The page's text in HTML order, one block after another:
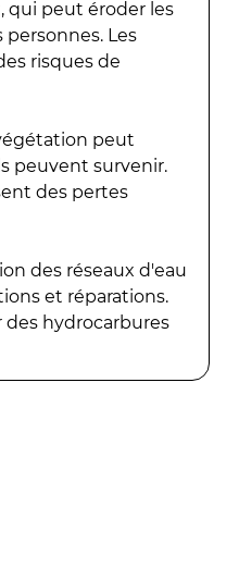
qui peut éroder les
Les
risques de
peut
peuvent survenir.
des pertes
des réseaux d'eau
et réparations.
hydrocarbures